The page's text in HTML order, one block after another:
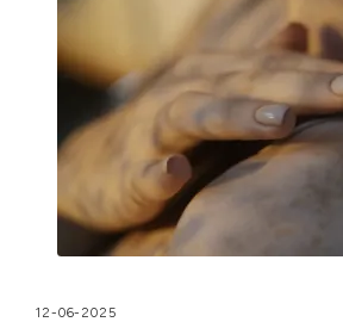
12-06-2025